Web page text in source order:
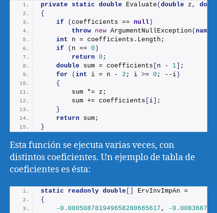
private static double Evaluate (double z,
{
if
(coefficients == null)
throw new ArgumentNullException (
int n = coefficients. Length ;
if
( n == 0 )
return 0 ;
double sum = coefficients [ n - 1] ;
for
(int i = n - 2 ; i >= 0 ; --i)
{
        sum *= z;
        sum += coefficients
[ i] ;
}
return sum;
}
Esta función se ejecuta varias veces, con
distintos coeficientes. Un ejemplo de tabla de
coeficientes es ésta:
static readonly double
ErvInvImpAn =
{
-0.000508781949658280665617 ,
-